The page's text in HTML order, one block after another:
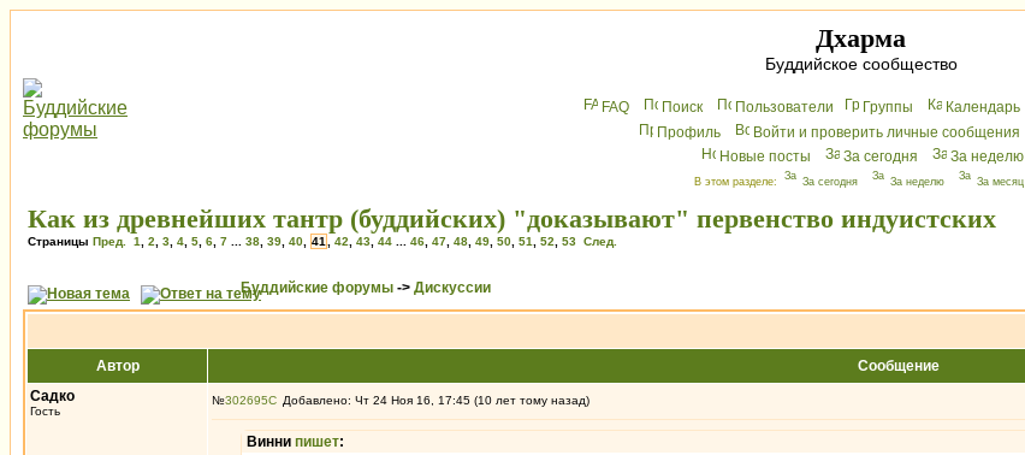
Дхарма
Буддийское сообщество
FAQ Поиск Пользователи Группы Календарь
Профиль
Войти и проверить личные сообщения
Новые посты
За сегодня За неделю
В этом разделе: За сегодня За неделю За месяц
Как из древнейших тантр (буддийских) "доказывают" первенство индуистских
Страницы Пред. 1 2 3 4 5 6 7 38 39 40 41 42 43 44 46 47 48 49 50 51 52 53 След.
Буддийские форумы -> Дискуссии
Автор
Сообщение
Садко
Гость
№302695 Добавлено: Чт 24 Ноя 16, 17:45 (10 лет тому назад)
Винни пишет: